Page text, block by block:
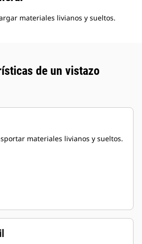
materiales livianos y sueltos.
de un vistazo
materiales livianos y sueltos.